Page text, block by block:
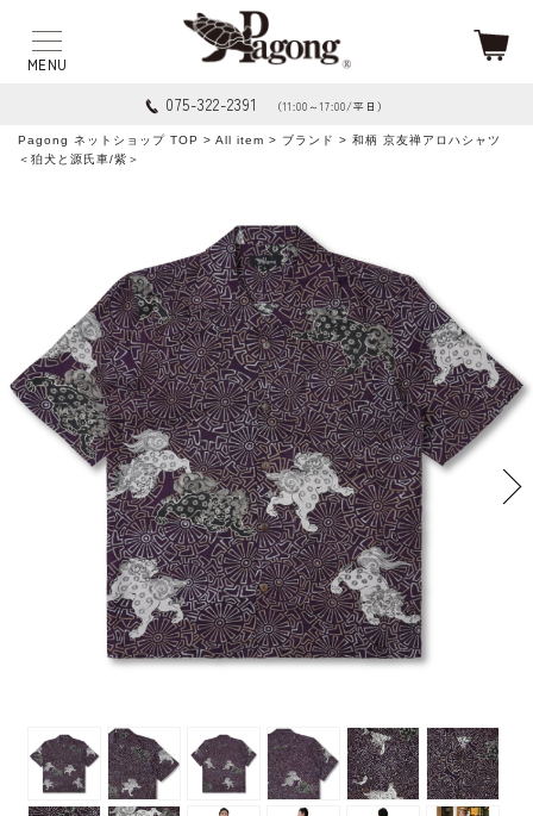
075-322-2391 （11:00～17:00/平日）
Pagong ネットショップ TOP > All item > ブランド > 和柄 京友禅アロハシャツ
＜狛犬と源氏車/紫＞